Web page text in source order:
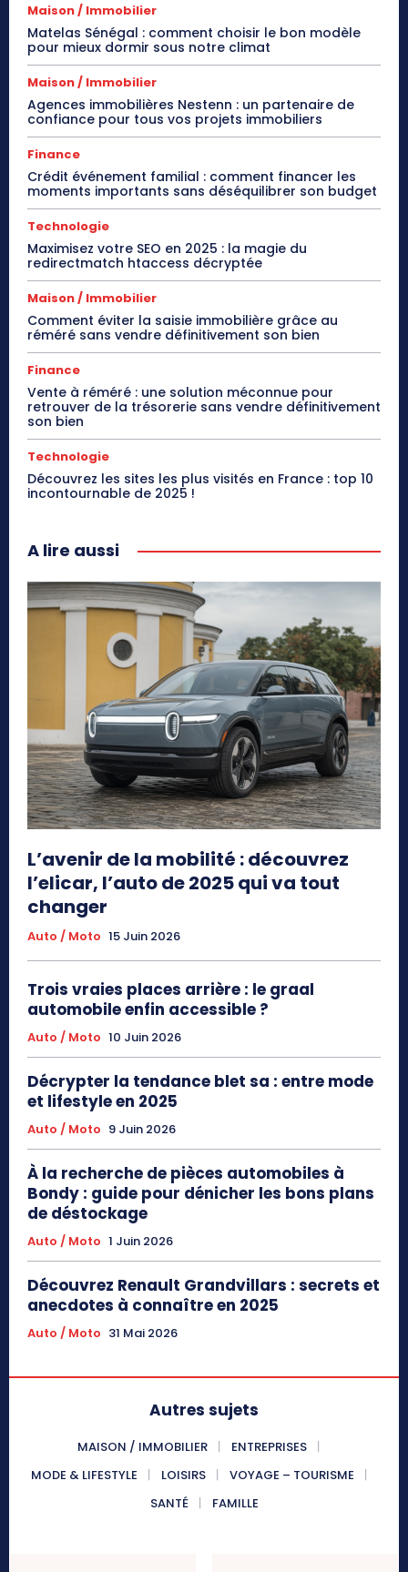
Maison / Immobilier
Matelas Sénégal : comment choisir le bon modèle
pour mieux dormir sous notre climat
Maison / Immobilier
Agences immobilières Nestenn : un partenaire de
confiance pour tous vos projets immobiliers
Finance
Crédit événement familial : comment financer les
moments importants sans déséquilibrer son budget
Technologie
Maximisez votre SEO en 2025 : la magie du
redirectmatch htaccess décryptée
Maison / Immobilier
Comment éviter la saisie immobilière grâce au
réméré sans vendre définitivement son bien
Finance
Vente à réméré : une solution méconnue pour
retrouver de la trésorerie sans vendre définitivement
son bien
Technologie
Découvrez les sites les plus visités en France : top 10
incontournable de 2025 !
A lire aussi
L’avenir de la mobilité : découvrez
l’elicar, l’auto de 2025 qui va tout
changer
Auto / Moto 15 Juin 2026
Trois vraies places arrière : le graal
automobile enfin accessible ?
Auto / Moto 10 Juin 2026
Décrypter la tendance blet sa : entre mode
et lifestyle en 2025
Auto / Moto 9 Juin 2026
À la recherche de pièces automobiles à
Bondy : guide pour dénicher les bons plans
de déstockage
Auto / Moto 1 Juin 2026
Découvrez Renault Grandvillars : secrets et
anecdotes à connaître en 2025
Auto / Moto 31 Mai 2026
Autres sujets
MAISON / IMMOBILIER
ENTREPRISES
MODE & LIFESTYLE
LOISIRS
VOYAGE – TOURISME
SANTÉ
FAMILLE